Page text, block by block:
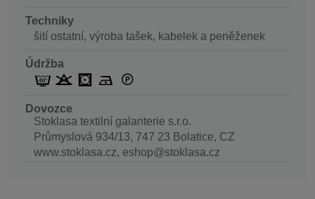
Techniky
šití ostatní, výroba tašek, kabelek a peněženek
Údržba
Dovozce
Stoklasa textilní galanterie s.r.o.
Průmyslová 934/13, 747 23 Bolatice, CZ
www.stoklasa.cz, eshop@stoklasa.cz